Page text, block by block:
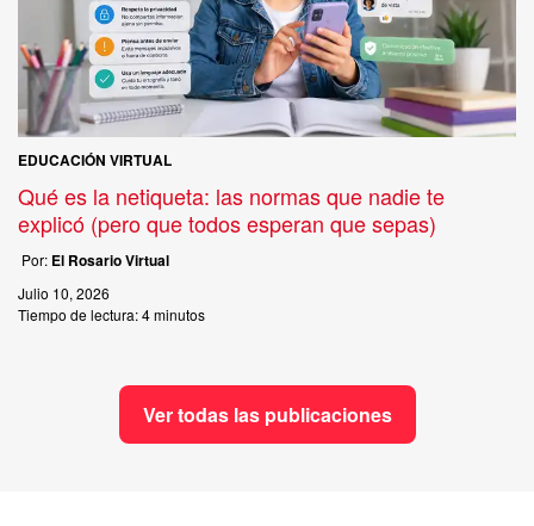
EDUCACIÓN VIRTUAL
Qué es la netiqueta: las normas que nadie te
explicó (pero que todos esperan que sepas)
Por: El Rosario Virtual
Julio 10, 2026
Tiempo de lectura:4 minutos
Ver todas las publicaciones